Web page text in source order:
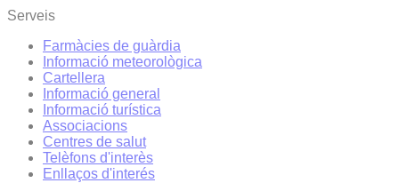
Serveis
Farmàcies de guàrdia
Informació meteorològica
Cartellera
Informació general
Informació turística
Associacions
Centres de salut
Telèfons d'interès
Enllaços d'interés